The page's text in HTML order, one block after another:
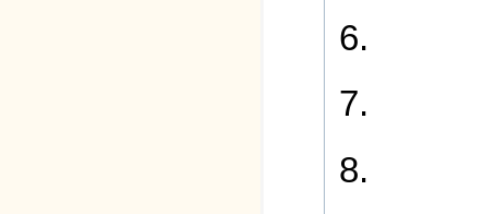
6.
7.
8.